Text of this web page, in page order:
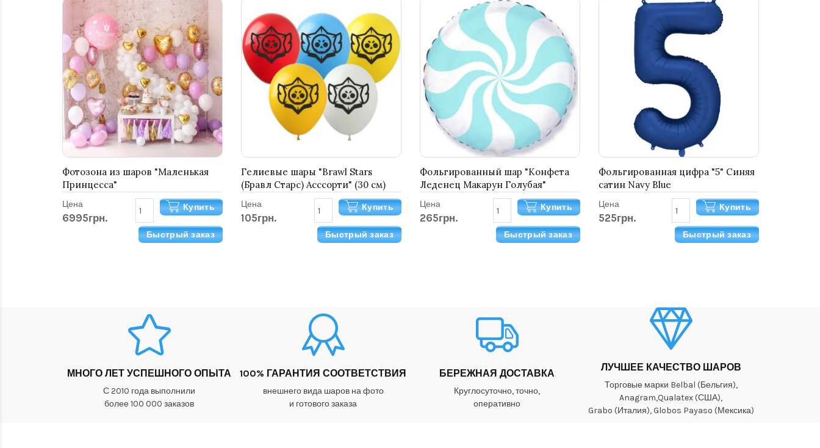
Фотозона из шаров "Маленькая
Принцесса"
Цена
6995грн.
Купить
Быстрый заказ
Гелиевые шары "Brawl Stars
(Бравл Старс) Асссорти" (30 см)
Цена
105грн.
Купить
Быстрый заказ
Фольгированный шар "Конфета
Леденец Макарун Голубая"
Цена
265грн.
Купить
Быстрый заказ
Фольгированная цифра "5" Синяя
сатин Navy Blue
Цена
525грн.
Купить
Быстрый заказ
МНОГО ЛЕТ УСПЕШНОГО ОПЫТА
С 2010 года выполнили
более 100 000 заказов
100% ГАРАНТИЯ СООТВЕТСТВИЯ
внешнего вида шаров на фото
и готового заказа
БЕРЕЖНАЯ ДОСТАВКА
Круглосуточно, точно,
оперативно
ЛУЧШЕЕ КАЧЕСТВО ШАРОВ
Торговые марки Belbal (Бельгия),
Anagram,Qualatex (США),
Grabo (Италия), Globos Payaso (Мексика)